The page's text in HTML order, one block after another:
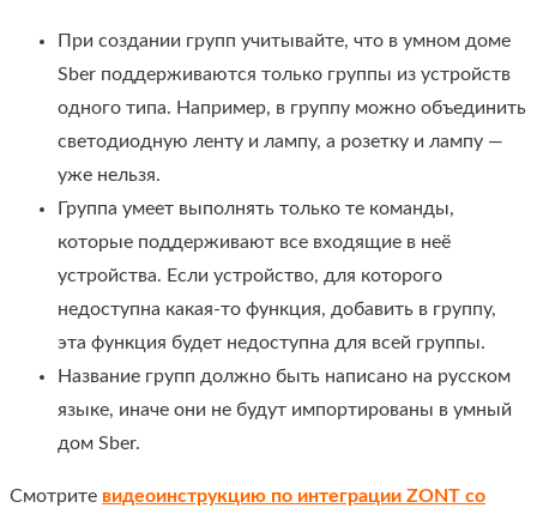
При создании групп учитывайте, что в умном доме
Sber поддерживаются только группы из устройств
одного типа. Например, в группу можно объединить
светодиодную ленту и лампу, а розетку и лампу —
уже нельзя.
Группа умеет выполнять только те команды,
которые поддерживают все входящие в неё
устройства. Если устройство, для которого
недоступна какая-то функция, добавить в группу,
эта функция будет недоступна для всей группы.
Название групп должно быть написано на русском
языке, иначе они не будут импортированы в умный
дом Sber.
Смотрите видеоинструкцию по интеграции ZONT со